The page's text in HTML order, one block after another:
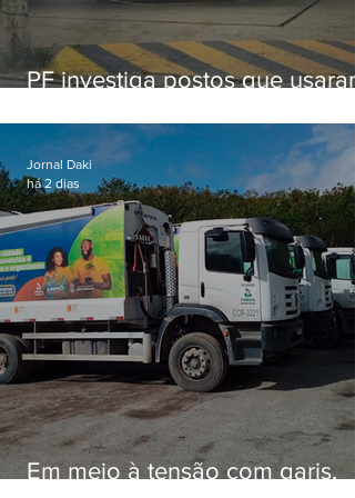
PF investiga postos que usaram
secretário morto em 2020
Em meio à tensão com garis,
Jornal Daki
há 2 dias